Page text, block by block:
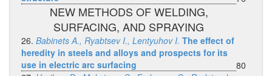
NEW METHODS OF WELDING,
SURFACING, AND SPRAYING
26. Babinets A., Ryabtsev I., Lentyuhov I. The effect of
heredity in steels and alloys and prospects for its
use in electric arc surfacing
80